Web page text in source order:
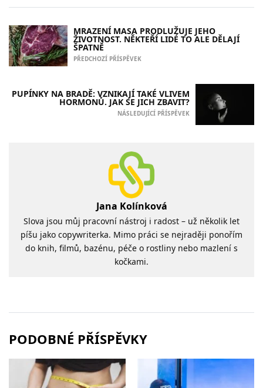
MRAZENÍ MASA PRODLUŽUJE JEHO
ŽIVOTNOST. NĚKTEŘÍ LIDÉ TO ALE DĚLAJÍ
ŠPATNĚ
PŘEDCHOZÍ PŘÍSPĚVEK
PUPÍNKY NA BRADĚ: VZNIKAJÍ TAKÉ VLIVEM
HORMONŮ. JAK SE JICH ZBAVIT?
NÁSLEDUJÍCÍ PŘÍSPĚVEK
Jana Kolínková
Slova jsou můj pracovní nástroj i radost – už několik let
píšu jako copywriterka. Mimo práci se nejraději ponořím
do knih, filmů, bazénu, péče o rostliny nebo mazlení s
kočkami.
PODOBNÉ PŘÍSPĚVKY